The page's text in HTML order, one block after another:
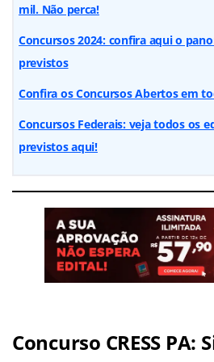
mil. Não perca!
Concursos 2024: confira aqui o
previstos
Confira os Concursos Abertos em
Concursos Federais: veja todos os
previstos aqui!
Concurso CRESS